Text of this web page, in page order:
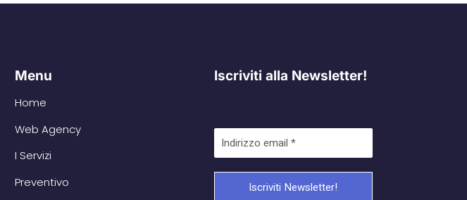
Menu
Home
Web Agency
I Servizi
Preventivo
Iscriviti alla Newsletter!